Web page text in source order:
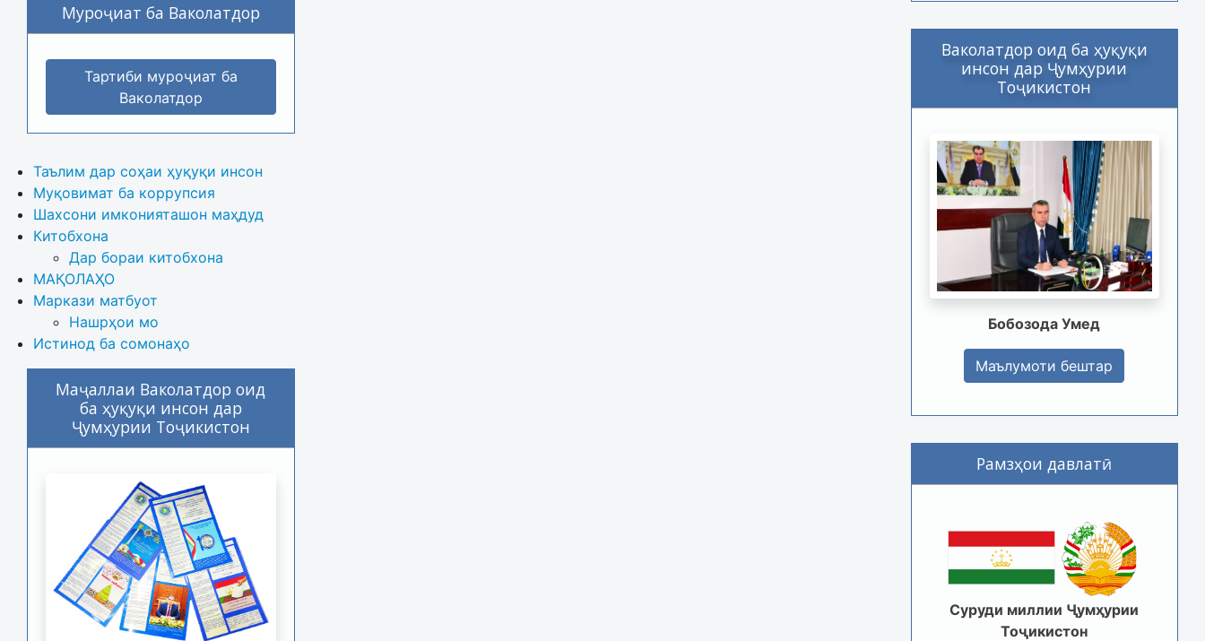
Муроҷиат ба Ваколатдор
Тартиби муроҷиат ба
Ваколатдор
Таълим дар соҳаи ҳуқуқи инсон
Муқовимат ба коррупсия
Шахсони имконияташон маҳдуд
Китобхона
Дар бораи китобхона
МАҚОЛАҲО
Маркази матбуот
Нашрҳои мо
Истинод ба сомонаҳо
Маҷаллаи Ваколатдор оид
ба ҳуқуқи инсон дар
Ҷумҳурии Тоҷикистон
Ваколатдор оид ба ҳуқуқи
инсон дар Ҷумҳурии
Тоҷикистон
Бобозода Умед
Маълумоти бештар
Рамзҳои давлатӣ
Суруди миллии Ҷумҳурии
Тоҷикистон